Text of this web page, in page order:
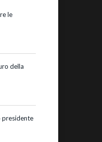
le
della
presidente